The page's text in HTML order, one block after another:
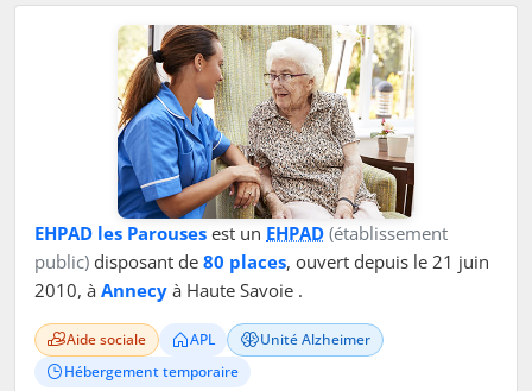
EHPAD les Parouses est un EHPAD (établissement
public) disposant de 80 places, ouvert depuis le 21 juin
2010, à Annecy à Haute Savoie .
Aide sociale APL
Unité Alzheimer
Hébergement temporaire